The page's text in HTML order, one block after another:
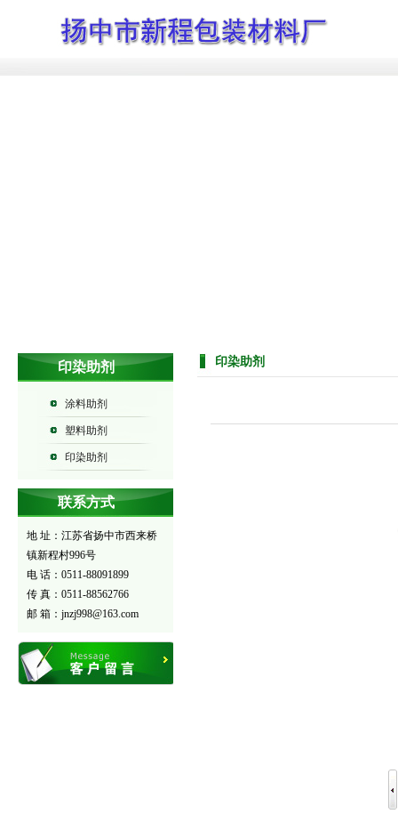
印染助剂
涂料助剂
塑料助剂
印染助剂
联系方式
地 址：江苏省扬中市西来桥
镇新程村996号
电 话：0511-88091899
传 真：0511-88562766
邮 箱：jnzj998@163.com
印染助剂